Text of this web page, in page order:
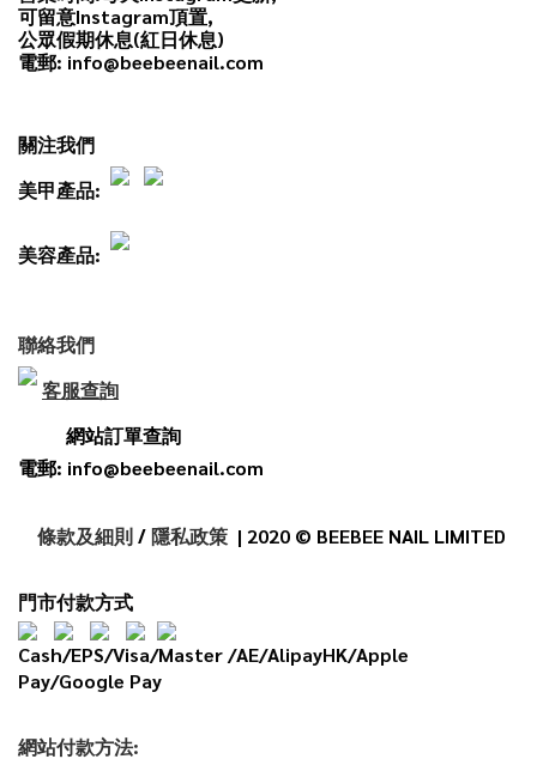
可留意Instagram頂置,
公眾假期休息(紅日休息)
電郵: info@beebeenail.com
關注我們
美甲產品:
美容產品:
聯絡我們
客服查詢
網站訂單查詢
電郵: info@beebeenail.com
條款及細則/隱私政策 | 2020 © BEEBEE NAIL LIMITED
門市付款方式
Cash/EPS/Visa/Master /AE/AlipayHK/Apple
Pay/Google Pay
網站付款方法: